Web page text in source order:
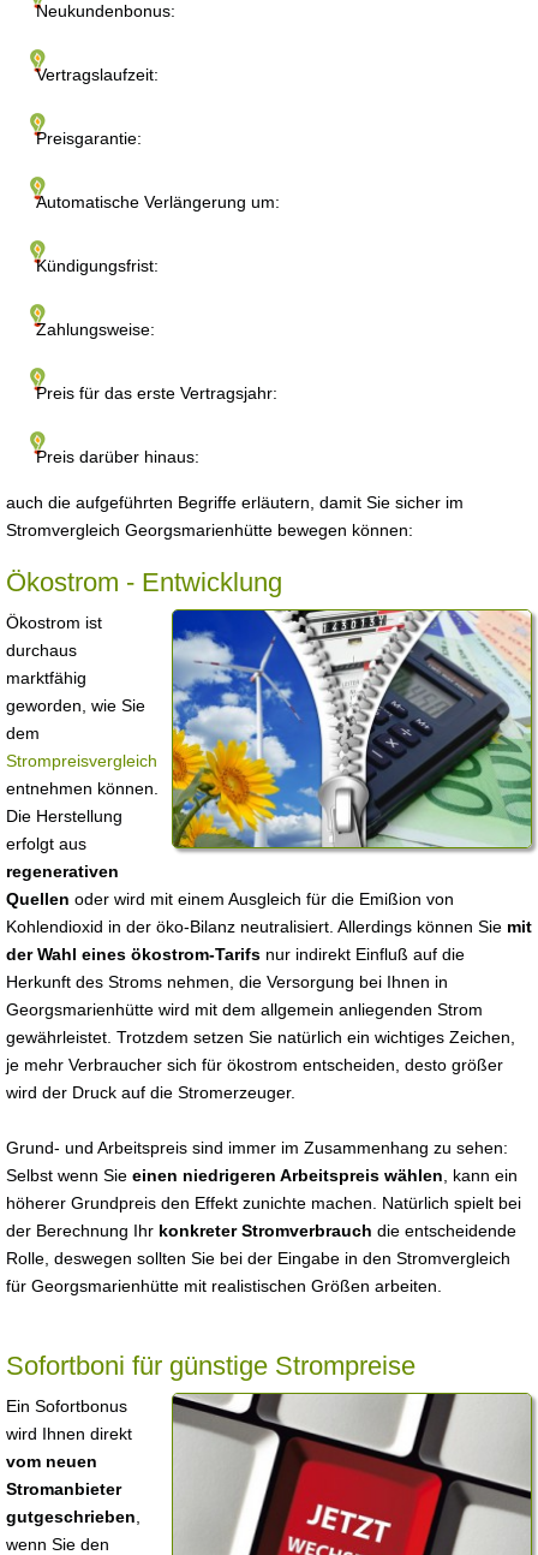
Neukundenbonus:
Vertragslaufzeit:
Preisgarantie:
Automatische Verlängerung um:
Kündigungsfrist:
Zahlungsweise:
Preis für das erste Vertragsjahr:
Preis darüber hinaus:
auch die aufgeführten Begriffe erläutern, damit Sie sicher im
Stromvergleich Georgsmarienhütte bewegen können:
Ökostrom - Entwicklung
Ökostrom ist
durchaus
marktfähig
geworden, wie Sie
dem
Strompreisvergleich
entnehmen können.
Die Herstellung
erfolgt aus
regenerativen
Quellen oder wird mit einem Ausgleich für die Emißion von
Kohlendioxid in der öko-Bilanz neutralisiert. Allerdings können Sie mit
der Wahl eines ökostrom-Tarifs nur indirekt Einfluß auf die
Herkunft des Stroms nehmen, die Versorgung bei Ihnen in
Georgsmarienhütte wird mit dem allgemein anliegenden Strom
gewährleistet. Trotzdem setzen Sie natürlich ein wichtiges Zeichen,
je mehr Verbraucher sich für ökostrom entscheiden, desto größer
wird der Druck auf die Stromerzeuger.
Grund- und Arbeitspreis sind immer im Zusammenhang zu sehen:
Selbst wenn Sie einen niedrigeren Arbeitspreis wählen , kann ein
höherer Grundpreis den Effekt zunichte machen. Natürlich spielt bei
der Berechnung Ihr konkreter Stromverbrauch die entscheidende
Rolle, deswegen sollten Sie bei der Eingabe in den Stromvergleich
für Georgsmarienhütte mit realistischen Größen arbeiten.
Sofortboni für günstige Strompreise
Ein Sofortbonus
wird Ihnen direkt
vom neuen
Stromanbieter
gutgeschrieben
wenn Sie den